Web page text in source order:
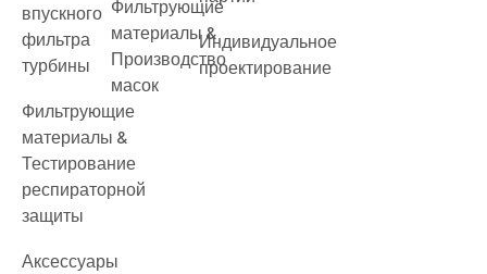
впускного
фильтра
турбины
Фильтрующие
материалы &
Тестирование
респираторной
защиты
Аксессуары
Фильтрующие
материалы &
Производство
масок
Индивидуальное
проектирование